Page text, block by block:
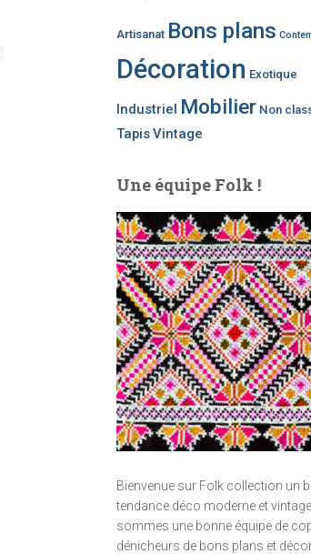
Artisanat Bons plans
Décoration Exotique
Industriel Mobilier Non
TapisVintage
Une équipe Folk !
Bienvenue sur Folk collection un
tendance déco moderne et
sommes une bonne équipe de
dénicheurs de bons plans et